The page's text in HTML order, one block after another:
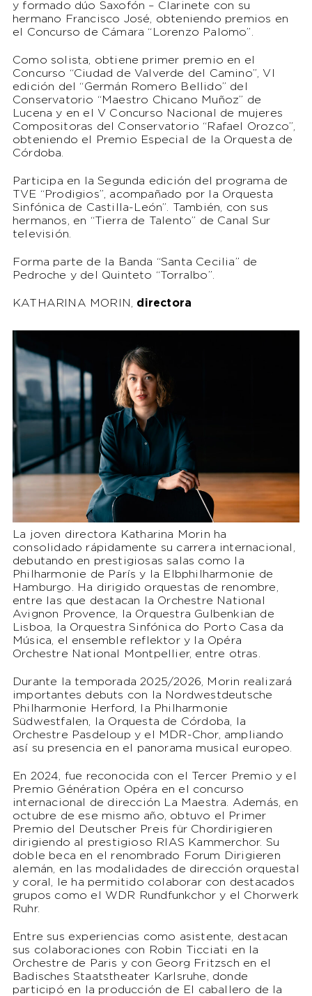
y formado dúo Saxofón – Clarinete con su
hermano Francisco José, obteniendo premios en
el Concurso de Cámara “Lorenzo Palomo”.
Como solista, obtiene primer premio en el
Concurso “Ciudad de Valverde del Camino”, VI
edición del “Germán Romero Bellido” del
Conservatorio “Maestro Chicano Muñoz” de
Lucena y en el V Concurso Nacional de mujeres
Compositoras del Conservatorio “Rafael Orozco”,
obteniendo el Premio Especial de la Orquesta de
Córdoba.
Participa en la Segunda edición del programa de
TVE “Prodigios”, acompañado por la Orquesta
Sinfónica de Castilla-León”. También, con sus
hermanos, en “Tierra de Talento” de Canal Sur
televisión.
Forma parte de la Banda “Santa Cecilia” de
Pedroche y del Quinteto “Torralbo”.
KATHARINA MORIN, directora
La joven directora Katharina Morin ha
consolidado rápidamente su carrera internacional,
debutando en prestigiosas salas como la
Philharmonie de París y la Elbphilharmonie de
Hamburgo. Ha dirigido orquestas de renombre,
entre las que destacan la Orchestre National
Avignon Provence, la Orquestra Gulbenkian de
Lisboa, la Orquestra Sinfónica do Porto Casa da
Música, el ensemble reflektor y la Opéra
Orchestre National Montpellier, entre otras.
Durante la temporada 2025/2026, Morin realizará
importantes debuts con la Nordwestdeutsche
Philharmonie Herford, la Philharmonie
Südwestfalen, la Orquesta de Córdoba, la
Orchestre Pasdeloup y el MDR-Chor, ampliando
así su presencia en el panorama musical europeo.
En 2024, fue reconocida con el Tercer Premio y el
Premio Génération Opéra en el concurso
internacional de dirección La Maestra. Además, en
octubre de ese mismo año, obtuvo el Primer
Premio del Deutscher Preis für Chordirigieren
dirigiendo al prestigioso RIAS Kammerchor. Su
doble beca en el renombrado Forum Dirigieren
alemán, en las modalidades de dirección orquestal
y coral, le ha permitido colaborar con destacados
grupos como el WDR Rundfunkchor y el Chorwerk
Ruhr.
Entre sus experiencias como asistente, destacan
sus colaboraciones con Robin Ticciati en la
Orchestre de Paris y con Georg Fritzsch en el
Badisches Staatstheater Karlsruhe, donde
participó en la producción de El caballero de la